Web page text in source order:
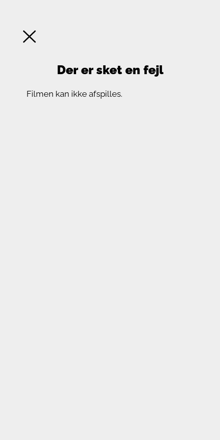
Der er sket en fejl
Filmen kan ikke afspilles.